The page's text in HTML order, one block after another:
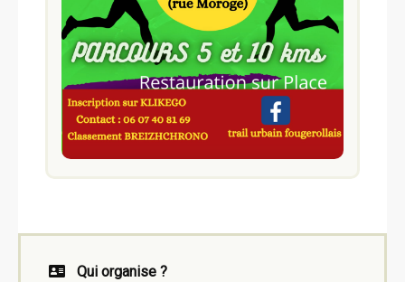
Qui organise ?